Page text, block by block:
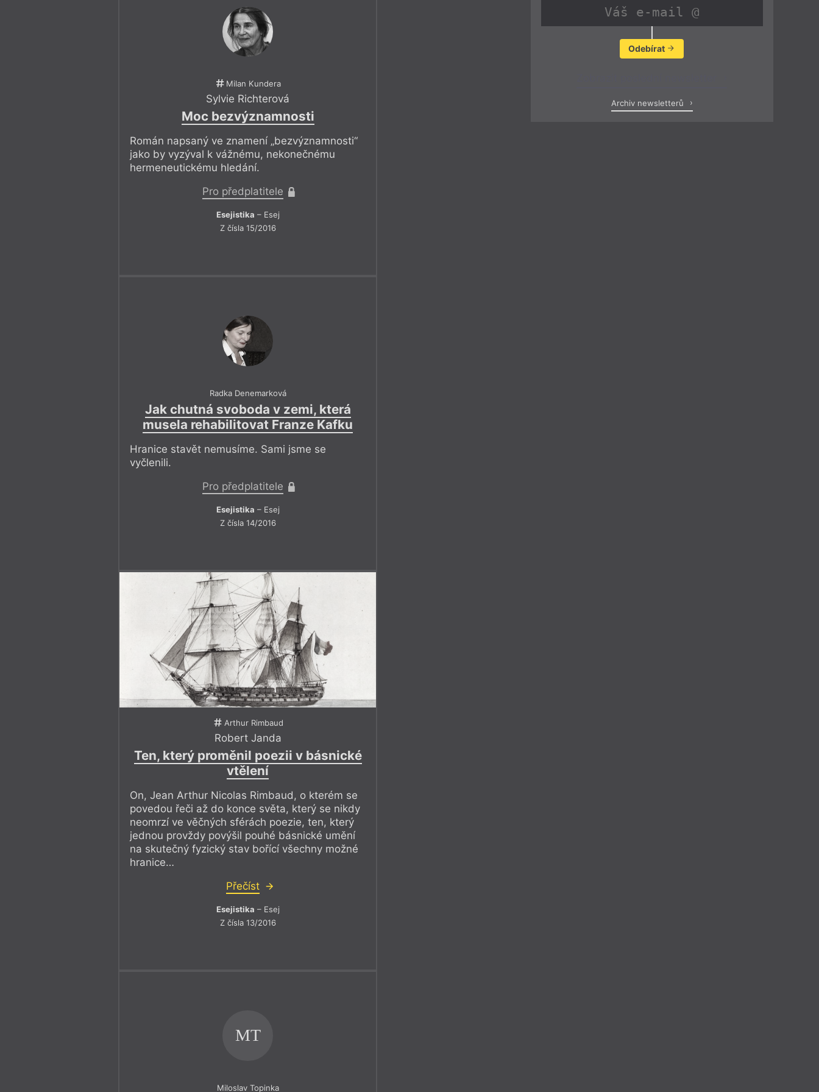
Milan Kundera
Sylvie Richterová
Moc bezvýznamnosti
Román napsaný ve znamení „bezvýznamnosti“
jako by vyzýval k vážnému, nekonečnému
hermeneutickému hledání.
Pro předplatitele
Esejistika – Esej
Z čísla 15/2016
Radka Denemarková
Jak chutná svoboda v zemi, která
musela rehabilitovat Franze Kafku
Hranice stavět nemusíme. Sami jsme se
vyčlenili.
Pro předplatitele
Esejistika – Esej
Z čísla 14/2016
Arthur Rimbaud
Robert Janda
Ten, který proměnil poezii v básnické
vtělení
On, Jean Arthur Nicolas Rimbaud, o kterém se
povedou řeči až do konce světa, který se nikdy
neomrzí ve věčných sférách poezie, ten, který
jednou provždy povýšil pouhé básnické umění
na skutečný fyzický stav bořící všechny možné
hranice…
Přečíst
Esejistika – Esej
Z čísla 13/2016
MT
Miloslav Topinka
Odebírat
Archiv newsletterů